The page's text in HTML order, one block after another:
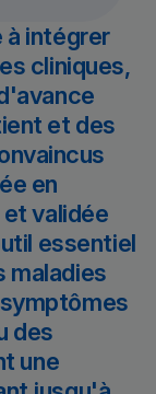
à intégrer
cliniques,
et des
en
validée
essentiel
maladies
des
une